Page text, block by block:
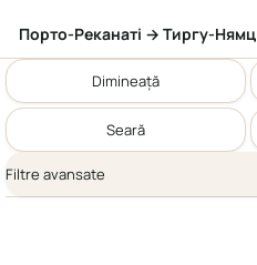
Порто-Реканаті → Тиргу-Нямц
Dimineață
Seară
Filtre avansate